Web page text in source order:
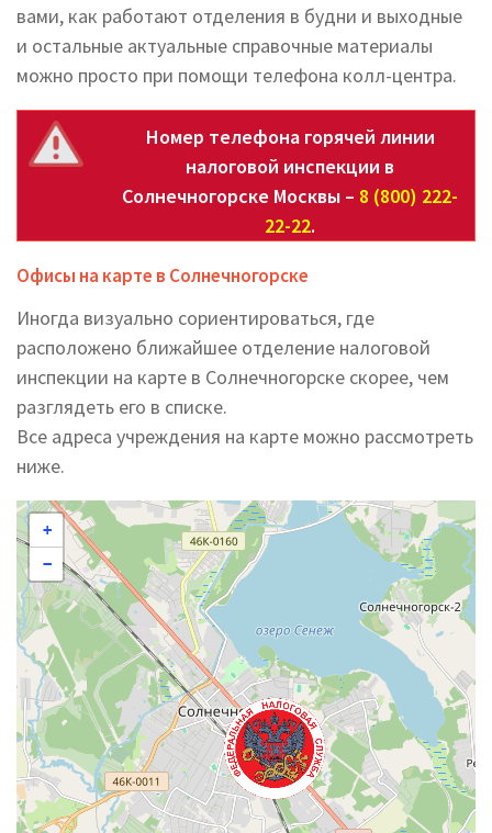
вами, как работают отделения в будни и выходные
и остальные актуальные справочные материалы
можно просто при помощи телефона колл-центра.
Номер телефона горячей линии
налоговой инспекции в
Солнечногорске Москвы – 8 (800) 222-
22-22.
Офисы на карте в Солнечногорске
Иногда визуально сориентироваться, где
расположено ближайшее отделение налоговой
инспекции на карте в Солнечногорске скорее, чем
разглядеть его в списке.
Все адреса учреждения на карте можно рассмотреть
ниже.
+
−